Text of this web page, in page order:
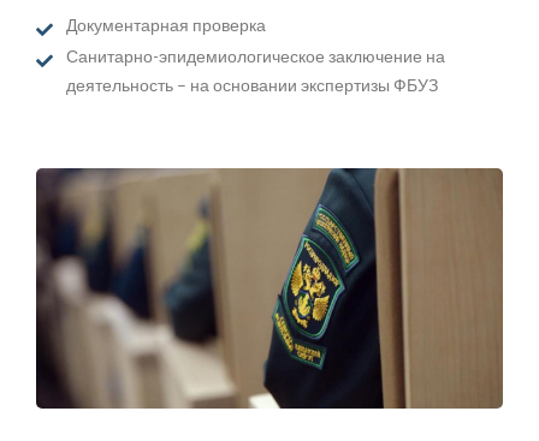
Документарная проверка
Санитарно-эпидемиологическое заключение на
деятельность – на основании экспертизы ФБУЗ